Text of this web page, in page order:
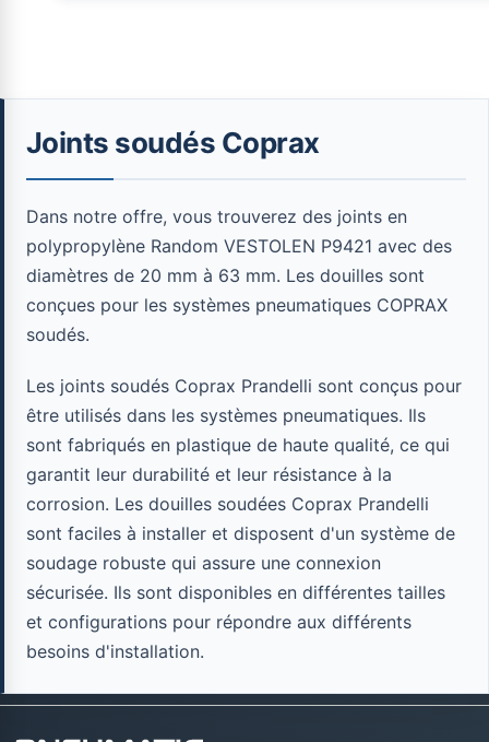
Joints soudés Coprax
Dans notre offre, vous trouverez des joints en
polypropylène Random VESTOLEN P9421 avec des
diamètres de 20 mm à 63 mm. Les douilles sont
conçues pour les systèmes pneumatiques COPRAX
soudés.
Les joints soudés Coprax Prandelli sont conçus pour
être utilisés dans les systèmes pneumatiques. Ils
sont fabriqués en plastique de haute qualité, ce qui
garantit leur durabilité et leur résistance à la
corrosion. Les douilles soudées Coprax Prandelli
sont faciles à installer et disposent d'un système de
soudage robuste qui assure une connexion
sécurisée. Ils sont disponibles en différentes tailles
et configurations pour répondre aux différents
besoins d'installation.